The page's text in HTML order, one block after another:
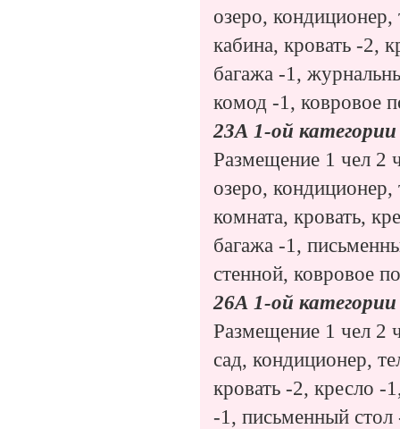
озеро,
кабина, кровать -2,
багажа -1,
комод -1, ковровое
23А 1-ой категории
Размещение 1 чел 2
озеро,
комната, кровать,
багажа -1,
стенной, ковровое
26А 1-ой категории
Размещение 1 чел 2
сад, кондиционер,
кровать -2, кресло -
-1, письменный